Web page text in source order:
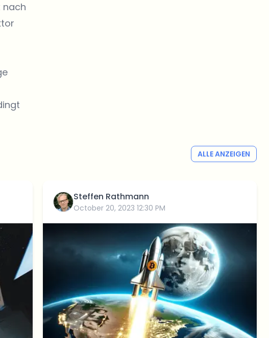
nach
ALLE ANZEIGEN
Steffen Rathmann
October 20, 2023 12:30 PM